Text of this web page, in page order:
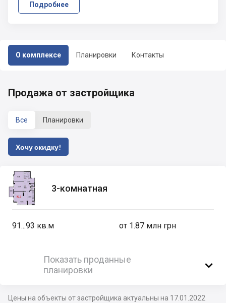
О комплексе Планировки Контакты
Подробнее
Продажа от застройщика
Все Планировки
Хочу скидку!
3-комнатная
91...93 кв.м от 1.87 млн грн
Показать проданные
планировки

Цены на объекты от застройщика актуальны на 17.01.2022